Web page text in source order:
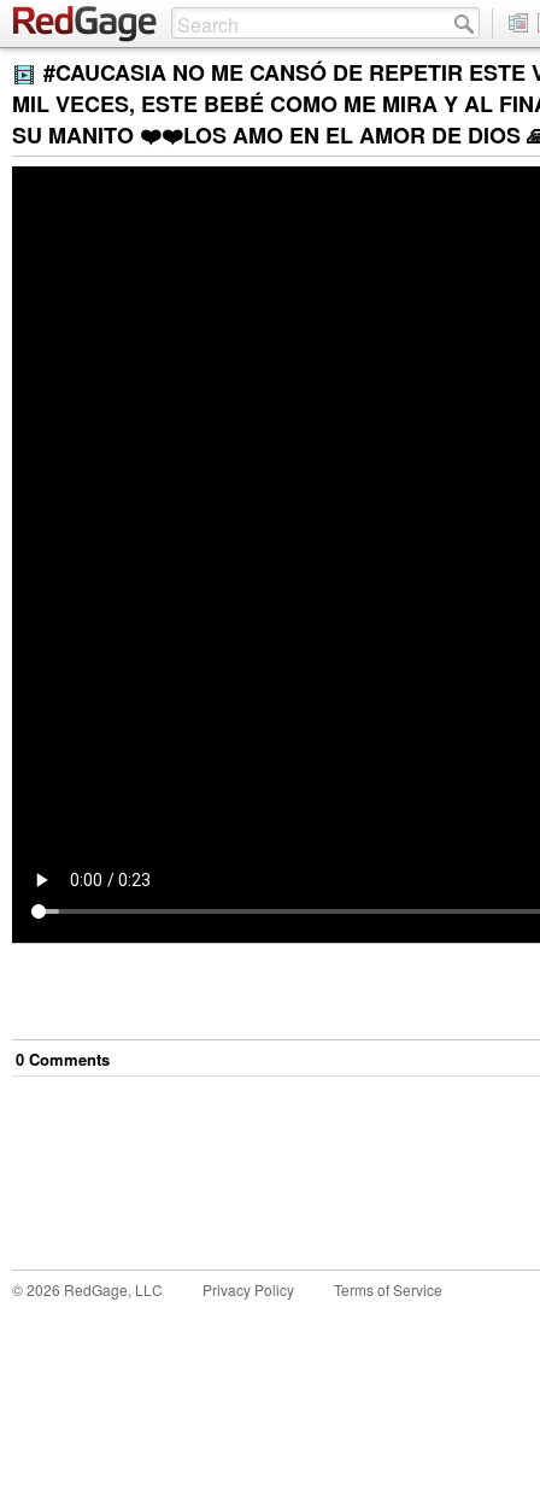
#CAUCASIA NO ME CANSÓ DE REPETIR ESTE
MIL VECES, ESTE BEBÉ COMO ME MIRA Y AL
SU MANITO ❤️❤️LOS AMO EN EL AMOR DE DIOS
0 Comments
©2026 RedGage, LLC Privacy Policy Terms of Service